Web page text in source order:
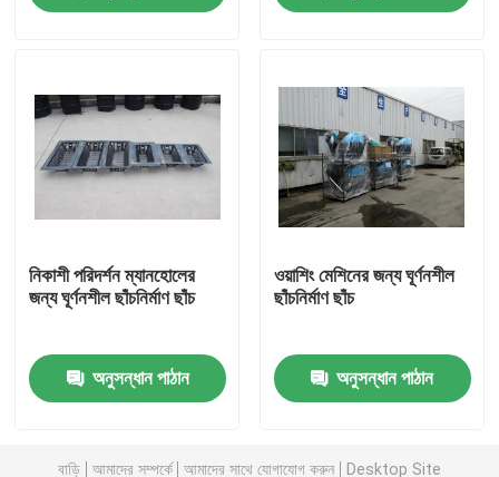
কারখানা ভ্রমণ
মান নিয়ন্ত্রণ
উদ্ধৃতির জন্য আবেদন
রোটোমোল্ডিং ছাঁচ
নিকাশী পরিদর্শন ম্যানহোলের
জন্য ঘূর্ণনশীল ছাঁচনির্মাণ ছাঁচ
অনুসন্ধান পাঠান
ওয়াশিং মেশিনের জন্য ঘূর্ণনশীল
ছাঁচনির্মাণ ছাঁচ
অনুসন্ধান পাঠান
বাড়ি আমাদের সম্পর্কে আমাদের সাথে যোগাযোগ করুন Desktop Site